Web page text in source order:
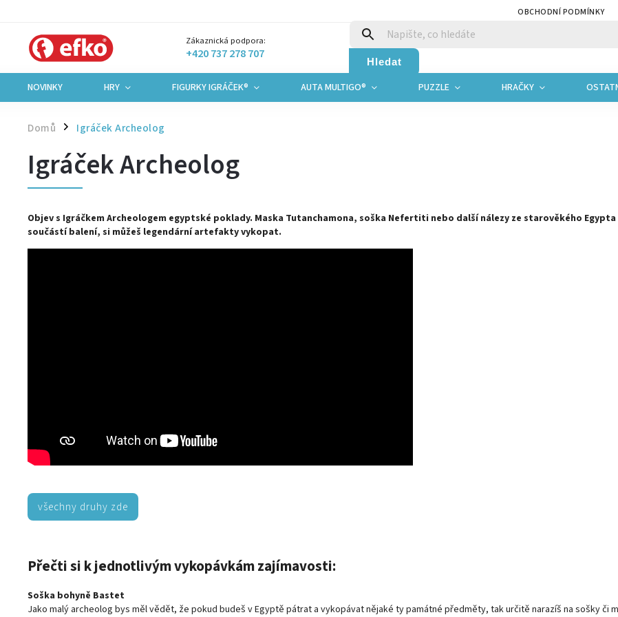
OBCHODNÍ PODMÍNKY
Zákaznická podpora:
+420 737 278 707 Hledat
NOVINKY HRY FIGURKY IGRÁČEK® AUTA MULTIGO® PUZZLE HRAČKY
Domů / Igráček Archeolog
Igráček Archeolog
Objev s Igráčkem Archeologem egyptské poklady. Maska Tutanchamona, soška Nefertiti nebo další nálezy ze starověkého
součástí balení, si můžeš legendární artefakty vykopat.
všechny druhy zde
Přečti si k jednotlivým vykopávkám zajímavosti:
Soška bohyně Bastet
Jako malý archeolog bys měl vědět, že pokud budeš v Egyptě pátrat a vykopávat nějaké ty památné předměty, tak určitě narazíš na sošky či